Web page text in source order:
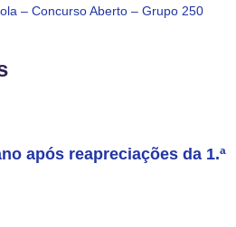
– Concurso Aberto – Grupo 250
após reapreciações da 1.ª